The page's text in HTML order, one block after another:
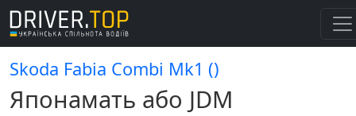
Skoda Fabia Combi Mk1 ()
Японамать або JDM